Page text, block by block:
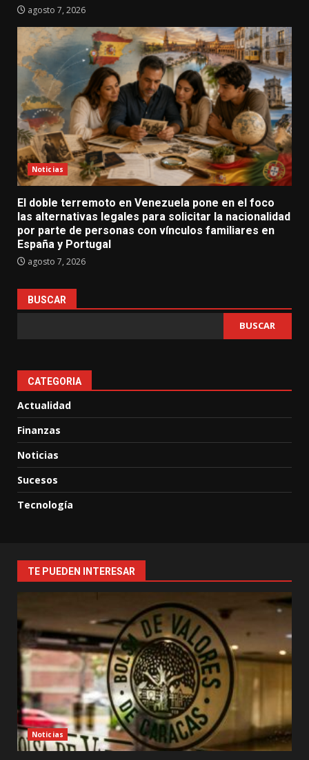
agosto 7, 2026
Noticias
El doble terremoto en Venezuela pone en el foco
las alternativas legales para solicitar la nacionalidad
por parte de personas con vínculos familiares en
España y Portugal
agosto 7, 2026
BUSCAR
BUSCAR
CATEGORIA
Actualidad
Finanzas
Noticias
Sucesos
Tecnología
TE PUEDEN INTERESAR
Noticias